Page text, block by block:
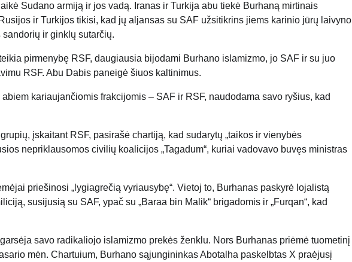
Sudano armiją ir jos vadą. Iranas ir Turkija abu tiekė Burhaną mirtinais
ir Turkijos tikisi, kad jų aljansas su SAF užsitikrins jiems karinio jūrų laivyno
ir ginklų sutarčių.
pirmenybę RSF, daugiausia bijodami Burhano islamizmo, jo SAF ir su juo
RSF. Abu Dabis paneigė šiuos kaltinimus.
kariaujančiomis frakcijomis – SAF ir RSF, naudodama savo ryšius, kad
įskaitant RSF, pasirašė chartiją, kad sudarytų „taikos ir vienybės
nepriklausomos civilių koalicijos „Tagadum“, kuriai vadovavo buvęs ministras
priešinosi „lygiagrečią vyriausybę“. Vietoj to, Burhanas paskyrė lojalistą
susijusią su SAF, ypač su „Baraa bin Malik“ brigadomis ir „Furqan“, kad
savo radikaliojo islamizmo prekės ženklu. Nors Burhanas priėmė tuometinį
mėn. Chartuium, Burhano sąjungininkas Abotalha paskelbtas X praėjusį